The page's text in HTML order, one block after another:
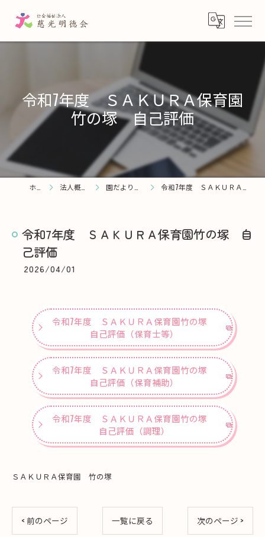
令和7年度 ＳＡＫＵＲＡ保育園
竹の塚 自己評価
法人概要・理念 園だより・お知らせ 令和7年度 ＳＡＫＵＲＡ保育園竹の塚 自己評価
令和7年度 ＳＡＫＵＲＡ保育園竹の塚 自
己評価
2026/04/01
令和7年度 ＳＡＫＵＲＡ保育園竹の塚
自己評価（保育士等）
令和7年度 ＳＡＫＵＲＡ保育園竹の塚
自己評価（保育補助）
令和7年度 ＳＡＫＵＲＡ保育園竹の塚
自己評価（調理）
ＳＡＫＵＲＡ保育園 竹の塚
< 前のページ 一覧に戻る 次のページ >